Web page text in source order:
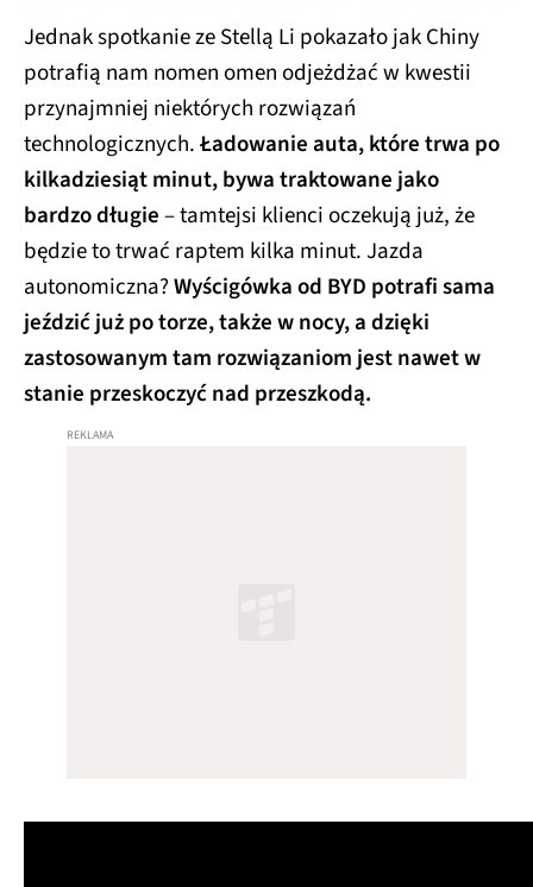
Jednak spotkanie ze Stellą Li pokazało jak Chiny
potrafią nam nomen omen odjeżdżać w kwestii
przynajmniej niektórych rozwiązań
technologicznych.Ładowanie auta, które trwa po
kilkadziesiąt minut, bywa traktowane jako
bardzo długie– tamtejsi klienci oczekują już, że
będzie to trwać raptem kilka minut. Jazda
autonomiczna?Wyścigówka od BYD potrafi sama
jeździć już po torze, także w nocy, a dzięki
zastosowanym tam rozwiązaniom jest nawet w
stanie przeskoczyć nad przeszkodą.